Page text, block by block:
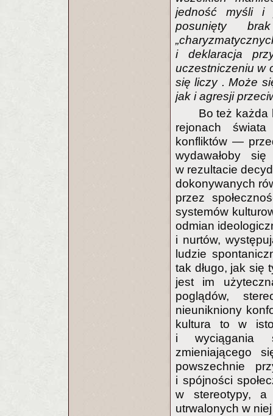
jedność myśli i
posunięty
i deklaracja
uczestniczeniu w
się liczy . Może
jak i agresji
Bo też każda
rejonach
konfliktów —
wydawałoby
w rezultacie
dokonywanych
przez
systemów
odmian
i nurtów,
ludzie
tak długo, jak się
jest im
poglądów,
nieunikniony
kultura to w
i wyciągania
zmieniającego
powszechnie
i spójności
w stereotypy, a
utrwalonych w